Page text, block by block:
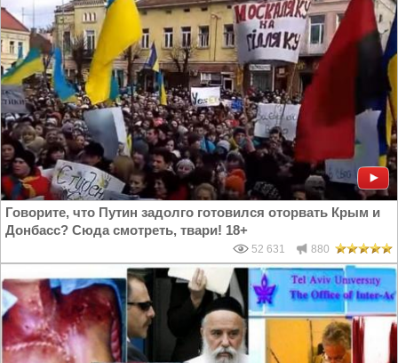
Говорите, что Путин задолго готовился оторвать Крым и
Донбасс? Сюда смотреть, твари! 18+
52 631 880